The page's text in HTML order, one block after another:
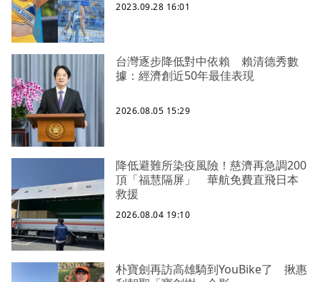
2023.09.28 16:01
台灣逐步降低對中依賴 賴清德秀數
據：經濟創近50年最佳表現
2026.08.05 15:29
降低避難所染疫風險！慈濟再急調200
頂「福慧隔屏」 華航免費直飛日本
救援
2026.08.04 19:10
朴寶劍再訪高雄騎到YouBike了 揪惠